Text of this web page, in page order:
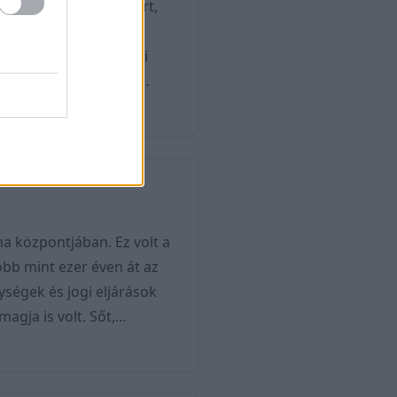
Monti" néven ismert,
egyik
a Piazza di
Trinità dei Monti
Az alján
központjában. Ez volt a
mint ezer éven át az
és jogi eljárások
is volt. Sőt,